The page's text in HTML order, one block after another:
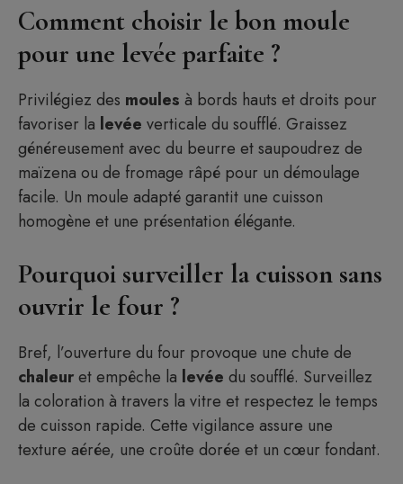
Comment choisir le bon moule
pour une levée parfaite ?
Privilégiez des moules à bords hauts et droits pour
favoriser la levée verticale du soufflé. Graissez
généreusement avec du beurre et saupoudrez de
maïzena ou de fromage râpé pour un démoulage
facile. Un moule adapté garantit une cuisson
homogène et une présentation élégante.
Pourquoi surveiller la cuisson sans
ouvrir le four ?
Bref, l’ouverture du four provoque une chute de
chaleuret empêche la levée du soufflé. Surveillez
la coloration à travers la vitre et respectez le temps
de cuisson rapide. Cette vigilance assure une
texture aérée, une croûte dorée et un cœur fondant.